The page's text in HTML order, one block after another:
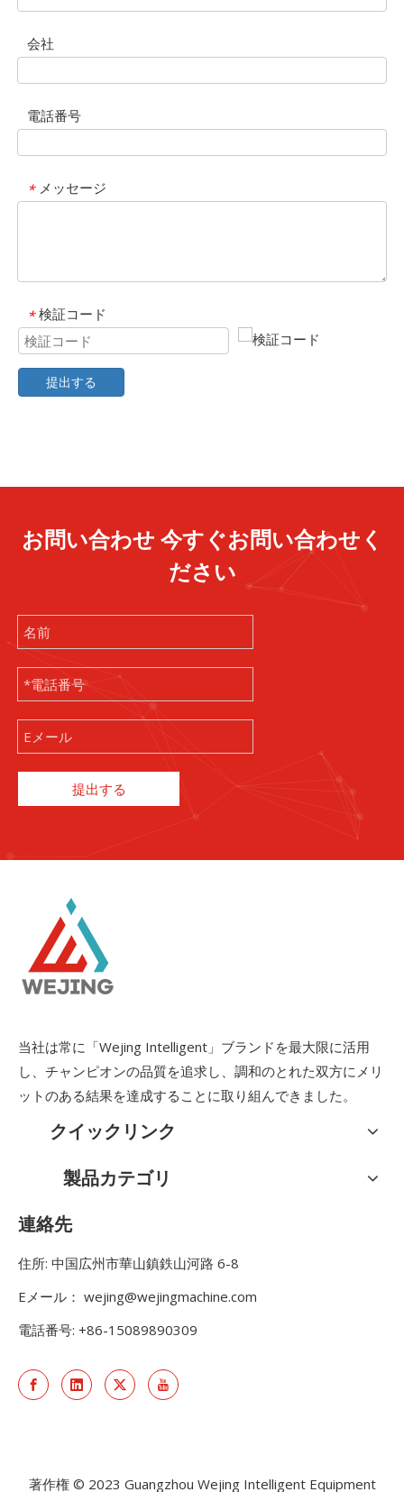
会社
電話番号
* メッセージ
* 検証コード
提出する
お問い合わせ 今すぐお問い合わせく
ださい
提出する
当社は常に「Wejing Intelligent」ブランドを最大限に活用
し、チャンピオンの品質を追求し、調和のとれた双方にメリ
ットのある結果を達成することに取り組んできました。
クイックリンク
製品カテゴリ
連絡先
住所: 中国広州市華山鎮鉄山河路 6-8
Eメール： wejing@wejingmachine.com
電話番号: +86-15089890309
著作権 © 2023 Guangzhou Wejing Intelligent Equipment